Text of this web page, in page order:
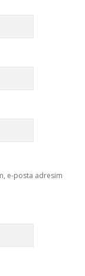
e-posta adresim